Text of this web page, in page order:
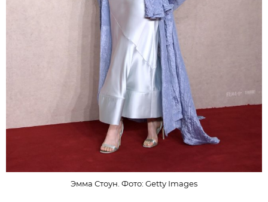
Эмма Стоун. Фото: Getty Images